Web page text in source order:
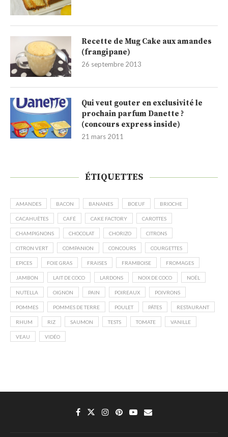
Recette de Mug Cake aux amandes
(frangipane)
26 septembre 2013
Qui veut gouter en exclusivité le
prochain parfum Danette ?
(concours express inside)
21 mars 2011
ÉTIQUETTES
AMANDES BACON BANANES BOEUF BRIOCHE
CACAHUÈTES CAFÉ CAKE FACTORY CAROTTES
CHAMPIGNONS CHOCOLAT CHORIZO CITRONS
CITRON VERT COMPANION CONCOURS COURGETTES
EPICES FOIE GRAS FRAISES FRAMBOISE FROMAGES
JAMBON LAIT DE COCO LARDONS NOIX DE COCO NOËL
NUTELLA OIGNON PAIN POIREAUX POIVRONS
POMMES POMMES DE TERRE POULET PÂTES RESTAURANT
RHUM RIZ SAUMON TESTS TOMATE VANILLE
VEAU VIDÉO